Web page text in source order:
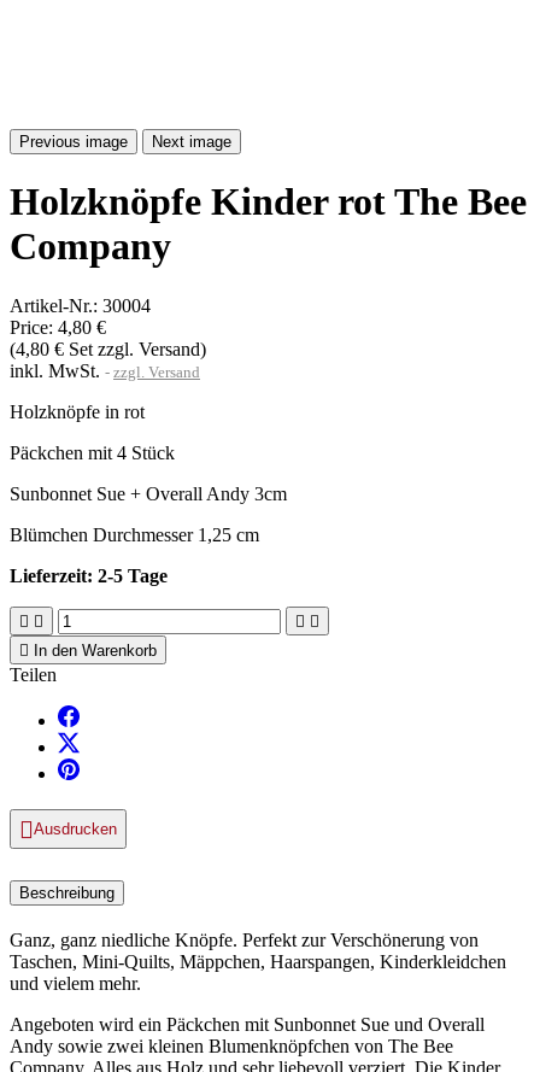
Previous image Next image
Holzknöpfe Kinder rot The Bee
Company
Artikel-Nr.: 30004
Price: 4,80 €
(4,80 € Set zzgl. Versand)
inkl. MwSt.
zzgl. Versand
Holzknöpfe in rot
Päckchen mit 4 Stück
Sunbonnet Sue + Overall Andy 3cm
Blümchen Durchmesser 1,25 cm
Lieferzeit: 2-5 Tage
   

In den Warenkorb
Teilen
Ausdrucken
Beschreibung
Ganz, ganz niedliche Knöpfe. Perfekt zur Verschönerung von
Taschen, Mini-Quilts, Mäppchen, Haarspangen, Kinderkleidchen
und vielem mehr.
Angeboten wird ein Päckchen mit Sunbonnet Sue und Overall
Andy sowie zwei kleinen Blumenknöpfchen von The Bee
Company. Alles aus Holz und sehr liebevoll verziert. Die Kinder